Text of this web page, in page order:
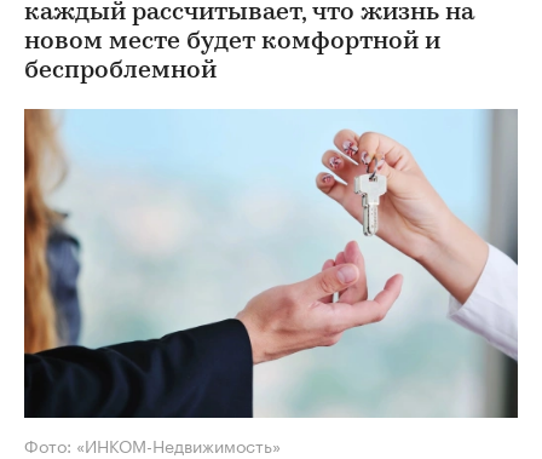
каждый рассчитывает, что жизнь на
новом месте будет комфортной и
беспроблемной
Фото: «ИНКОМ-Недвижимость»